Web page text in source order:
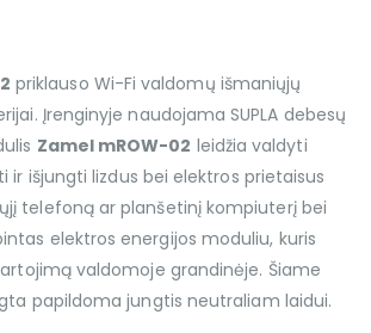
priklauso Wi-Fi valdomų išmaniųjų
Įrenginyje naudojama SUPLA debesų
Zamel mROW-02 leidžia valdyti
ir išjungti lizdus bei elektros prietaisus
telefoną ar planšetinį kompiuterį bei
elektros energijos moduliu, kuris
valdomoje grandinėje. Šiame
papildoma jungtis neutraliam laidui.